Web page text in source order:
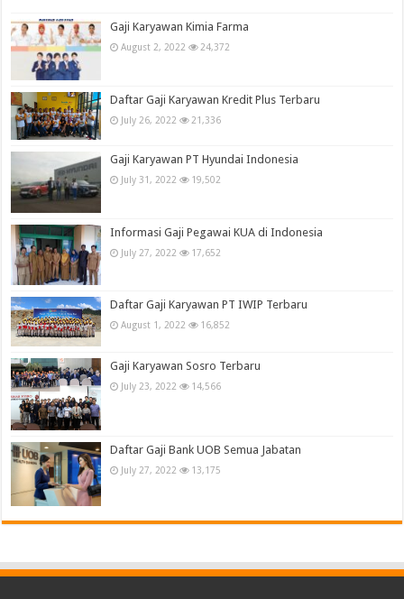
Gaji Karyawan Kimia Farma
August 2, 2022 24,372
Daftar Gaji Karyawan Kredit Plus Terbaru
July 26, 2022 21,336
Gaji Karyawan PT Hyundai Indonesia
July 31, 2022 19,502
Informasi Gaji Pegawai KUA di Indonesia
July 27, 2022 17,652
Daftar Gaji Karyawan PT IWIP Terbaru
August 1, 2022 16,852
Gaji Karyawan Sosro Terbaru
July 23, 2022 14,566
Daftar Gaji Bank UOB Semua Jabatan
July 27, 2022 13,175